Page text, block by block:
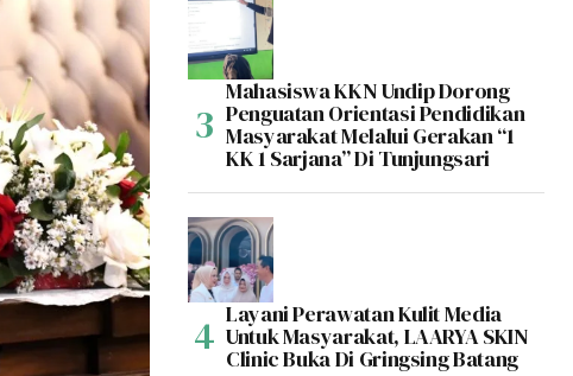
Mahasiswa KKN Undip Dorong
Penguatan Orientasi Pendidikan
Masyarakat Melalui Gerakan “1
KK 1 Sarjana” Di Tunjungsari
Layani Perawatan Kulit Media
Untuk Masyarakat, LAARYA SKIN
Clinic Buka Di Gringsing Batang